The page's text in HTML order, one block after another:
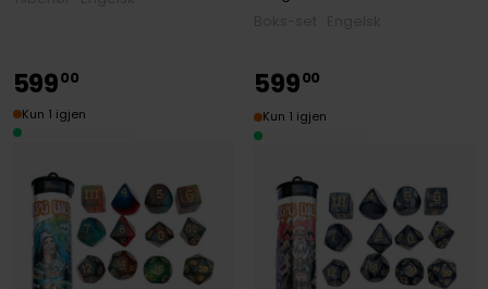
59900
Kun 1 igjen
59900
Kun 1 igjen